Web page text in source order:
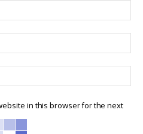
in this browser for the next